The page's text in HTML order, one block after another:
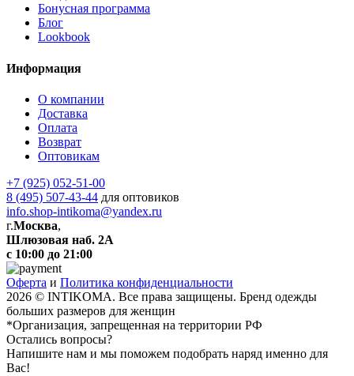
Бонусная программа
Блог
Lookbook
Информация
О компании
Доставка
Оплата
Возврат
Оптовикам
+7 (925) 052-51-00
8 (495) 507-43-44 для оптовиков
info.shop-intikoma@yandex.ru
г.Москва,
Шлюзовая наб. 2А
с 10:00 до 21:00
Оферта и Политика конфиденциальности
2026 © INTIKOMA. Все права защищены. Бренд одежды
больших размеров для женщин
*Организация, запрещенная на территории РФ
Остались вопросы?
Напишите нам и мы поможем подобрать наряд именно для
Вас!